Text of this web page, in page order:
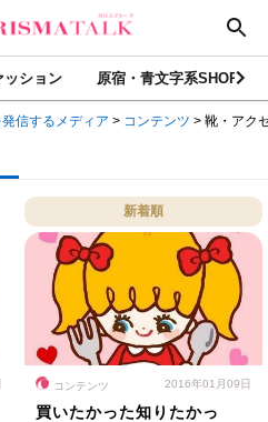
ッション 原宿・青文字系SHOP
信するメディア > コンテンツ > 靴・アク
新着順
コンテンツ 2016年01月09日
買いたかった知りたかっ